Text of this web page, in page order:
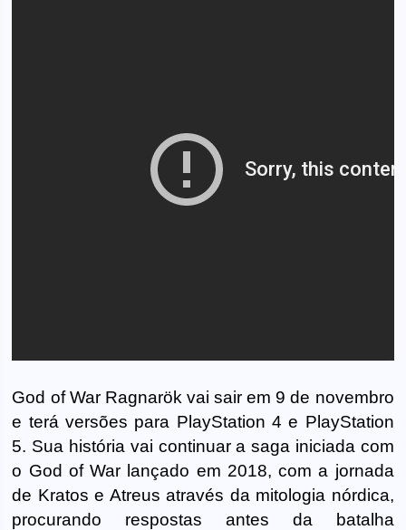
God of War Ragnarök vai sair em 9 de novembro
e terá versões para PlayStation 4 e PlayStation
5. Sua história vai continuar a saga iniciada com
o God of War lançado em 2018, com a jornada
de Kratos e Atreus através da mitologia nórdica,
procurando respostas antes da batalha